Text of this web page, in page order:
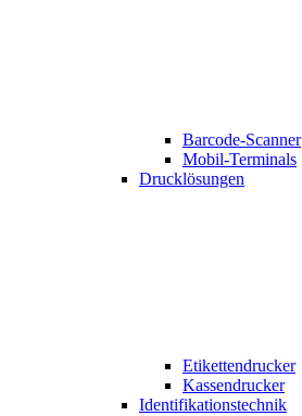
Barcode-Scanner
Mobil-Terminals
Drucklösungen
Etikettendrucker
Kassendrucker
Identifikationstechnik